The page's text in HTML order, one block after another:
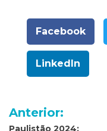
Facebook
LinkedIn
Navegação
Anterior:
Paulistão 2024: